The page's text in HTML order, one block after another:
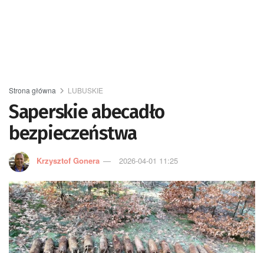
Strona główna LUBUSKIE
Saperskie abecadło
bezpieczeństwa
Krzysztof Gonera 2026-04-01 11:25